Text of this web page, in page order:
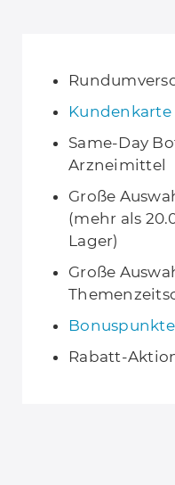
Kundenkarte
Same-Day
Arzneimittel
Große
(mehr als
Lager)
Große
Bonuspunkte
Rabatt-